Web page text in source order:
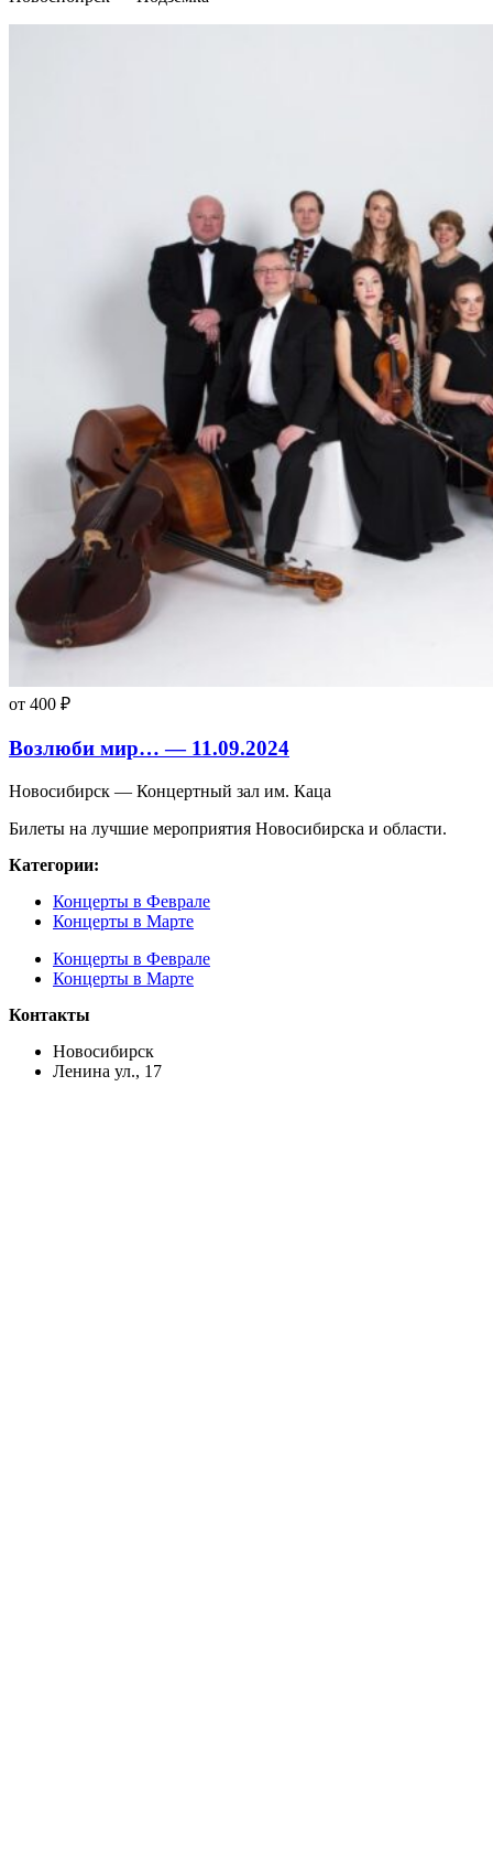
от 400 ₽
Возлюби мир… — 11.09.2024
Новосибирск — Концертный зал им. Каца
Билеты на лучшие мероприятия Новосибирска и области.
Категории:
Концерты в Феврале
Концерты в Марте
Концерты в Феврале
Концерты в Марте
Контакты
Новосибирск
Ленина ул., 17